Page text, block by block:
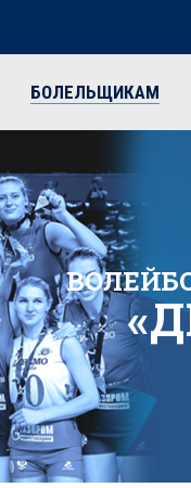
БОЛЕЛЬЩИКАМ